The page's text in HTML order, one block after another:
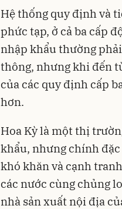
Hệ thống quy định và
phức tạp, ở cả ba cấp
nhập khẩu thường
thông, nhưng khi đến
của các quy định cấp
hơn.
Hoa Kỳ là một thị
khẩu, nhưng chính
khó khăn và cạnh
các nước cùng chủng
nhà sản xuất nội địa